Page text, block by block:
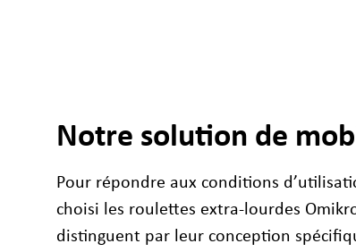
Notre solution de
Pour répondre aux conditions
choisi les roulettes extra‑lourdes
distinguent par leur conception